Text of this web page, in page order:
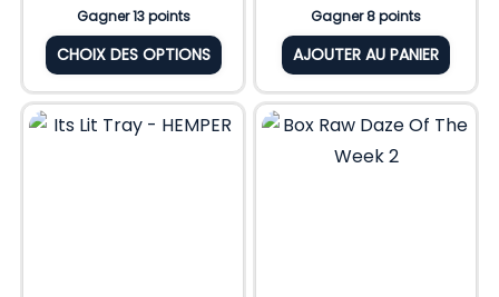
Gagner 13 points
CHOIX DES OPTIONS
Gagner 8 points
AJOUTER AU PANIER